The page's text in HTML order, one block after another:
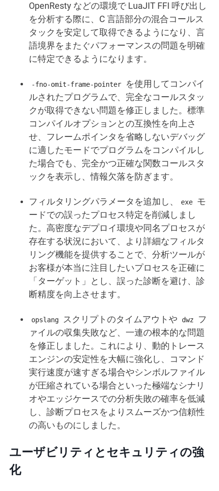
OpenResty などの環境で LuaJIT FFI 呼び出し
を分析する際に、C 言語部分の混合コールス
タックを安定して取得できるようになり、言
語境界をまたぐパフォーマンスの問題を明確
に特定できるようになります。
-fno-omit-frame-pointer
を使用してコンパイ
ルされたプログラムで、完全なコールスタッ
クが取得できない問題を修正しました。標準
コンパイルオプションとの互換性を向上さ
せ、フレームポインタを省略しないデバッグ
に適したモードでプログラムをコンパイルし
た場合でも、完全かつ正確な関数コールスタ
ックを表示し、情報欠落を防ぎます。
フィルタリングパラメータを追加し、 exe
モ
ードでの誤ったプロセス特定を削減しまし
た。高密度なデプロイ環境や同名プロセスが
存在する状況において、より詳細なフィルタ
リング機能を提供することで、分析ツールが
お客様が本当に注目したいプロセスを正確に
「ターゲット」とし、誤った診断を避け、診
断精度を向上させます。
opslang スクリプトのタイムアウトや dwz
フ
ァイルの収集失敗など、一連の根本的な問題
を修正しました。これにより、動的トレース
エンジンの安定性を大幅に強化し、コマンド
実行速度が速すぎる場合やシンボルファイル
が圧縮されている場合といった極端なシナリ
オやエッジケースでの分析失敗の確率を低減
し、診断プロセスをよりスムーズかつ信頼性
の高いものにしました。
ユーザビリティとセキュリティの強
化